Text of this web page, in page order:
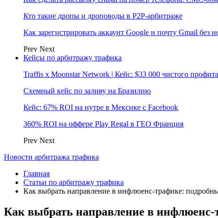
Кто такие дропы и дроповоды в P2P-арбитраже
Как зарегистрировать аккаунт Google и почту Gmail без
Prev Next
Кейсы по арбитражу трафика
Traffis x Moonstar Network | Кейс: $33 000 чистого
Схемный кейс по заливу на Бразилию
Кейс: 67% ROI на нутре в Мексике с Facebook
360% ROI на оффере Play Regal в ГЕО Франция
Prev Next
Новости арбитража трафика
Главная
Статьи по арбитражу трафика
Как выбрать направление в инфлюенс-трафике:
Как выбрать направление в